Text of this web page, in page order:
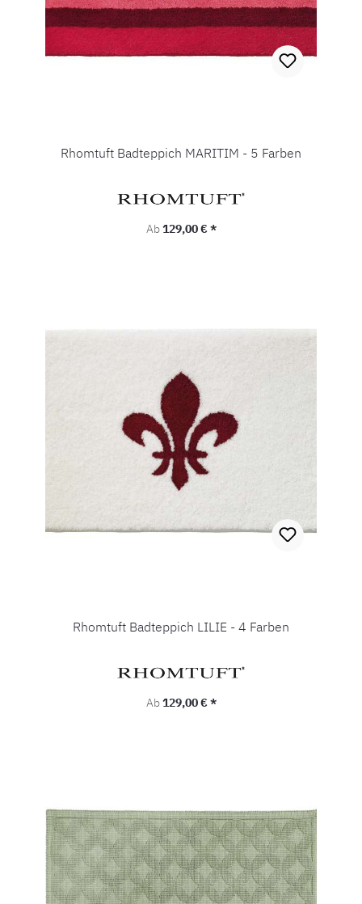
Rhomtuft Badteppich MARITIM - 5 Farben
Regulärer Preis:
Ab129,00 € *
Rhomtuft Badteppich LILIE - 4 Farben
Regulärer Preis:
Ab129,00 € *